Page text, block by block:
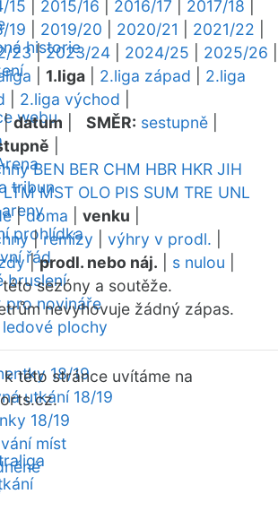
historie
webu
tribun
prohlídka
řád
bruslení
pro novináře
ledové plochy
18/19
utkání 18/19
18/19
míst
15
2015/16 2016/17 2017/18
19
2019/20 2020/21 2021/22
23|2023/24 2024/25 2025/26
1.liga 2.liga západ
2.liga
2.liga východ
|datum SMĚR: sestupně
BEN BER CHM HBR HKR JIH
LTM MST OLO PIS SUM TRE UNL
|doma venku
|remízy výhry v prodl.
|prodl. nebo náj. s nulou
sezóny a soutěže.
nevyhovuje žádný zápas.
této stránce uvítáme na